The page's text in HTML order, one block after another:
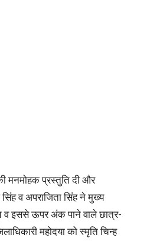
मनमोहक प्रस्तुति दी और
व अपराजिता सिंह ने मुख्य
व इससे ऊपर अंक पाने वाले छात्र-
महोदया को स्मृति चिन्ह